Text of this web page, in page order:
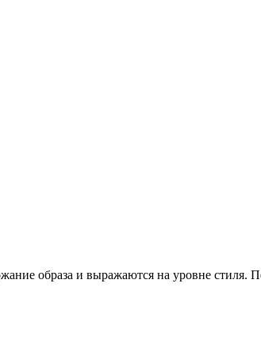
образа и выражаются на уровне